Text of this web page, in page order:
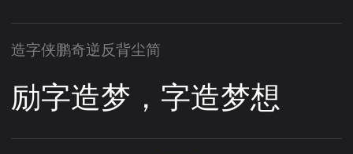
造字侠鹏奇逆反背尘简
励字造梦，字造梦想